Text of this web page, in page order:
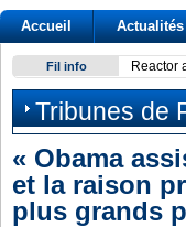
Accueil Actualités
Fil info Reactor
Tribunes de
« Obama
et la raison
plus grands